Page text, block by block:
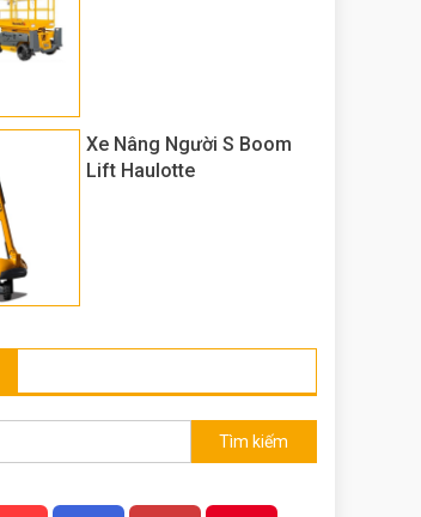
Xe Nâng Người S Boom
Lift Haulotte
Tìm
kiếm